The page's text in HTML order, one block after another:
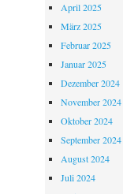
April 2025
März 2025
Februar 2025
Januar 2025
Dezember 2024
November 2024
Oktober 2024
September 2024
August 2024
Juli 2024